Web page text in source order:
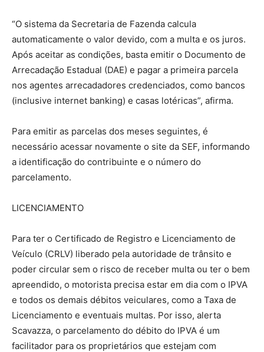
“O sistema da Secretaria de Fazenda calcula
automaticamente o valor devido, com a multa e os juros.
Após aceitar as condições, basta emitir o Documento de
Arrecadação Estadual (DAE) e pagar a primeira parcela
nos agentes arrecadadores credenciados, como bancos
(inclusive internet banking) e casas lotéricas”, afirma.
Para emitir as parcelas dos meses seguintes, é
necessário acessar novamente o site da SEF, informando
a identificação do contribuinte e o número do
parcelamento.
LICENCIAMENTO
Para ter o Certificado de Registro e Licenciamento de
Veículo (CRLV) liberado pela autoridade de trânsito e
poder circular sem o risco de receber multa ou ter o bem
apreendido, o motorista precisa estar em dia com o IPVA
e todos os demais débitos veiculares, como a Taxa de
Licenciamento e eventuais multas. Por isso, alerta
Scavazza, o parcelamento do débito do IPVA é um
facilitador para os proprietários que estejam com